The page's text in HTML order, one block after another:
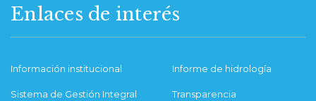
Enlaces de interés
Información institucional Informe de hidrología
Sistema de Gestión Integral Transparencia